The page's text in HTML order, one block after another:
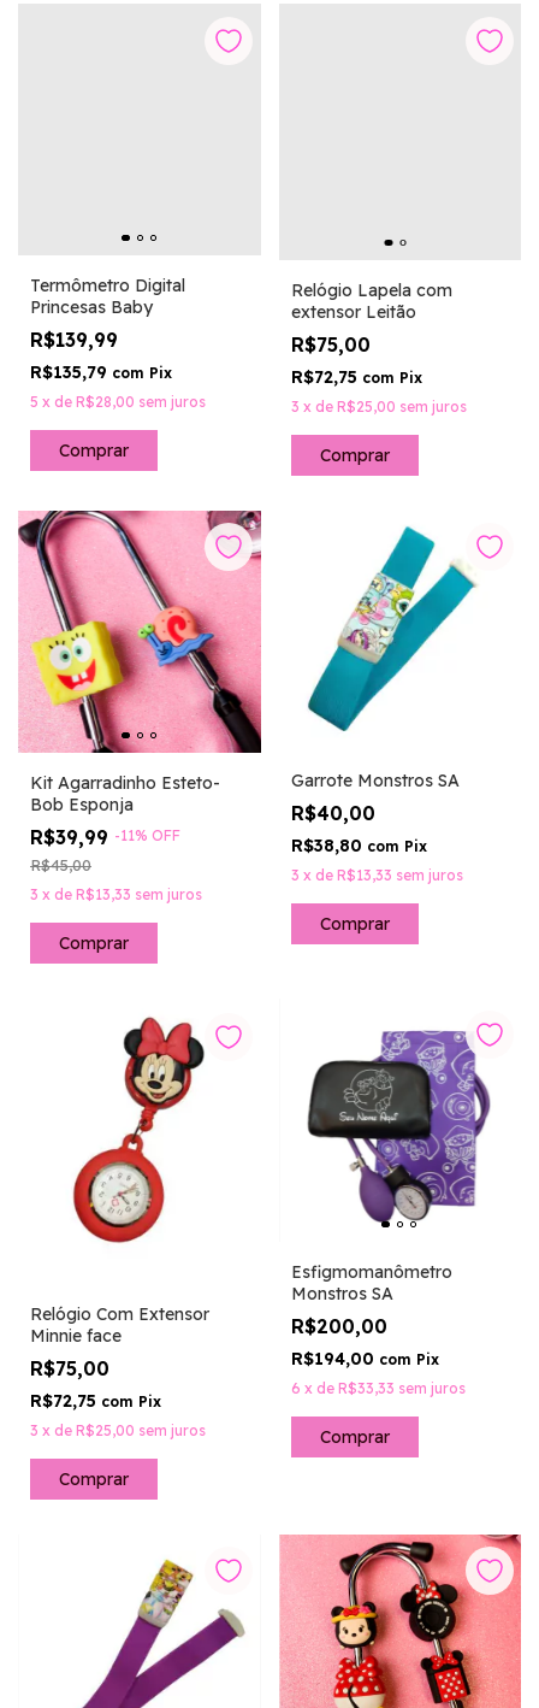
Termômetro Digital
Princesas Baby
R$139,99
R$135,79 com Pix
5 x de R$28,00 sem juros
Relógio Lapela com
extensor Leitão
R$75,00
R$72,75 com Pix
3 x de R$25,00 sem juros
Kit Agarradinho Esteto-
Bob Esponja
R$39,99 -11% OFF
R$45,00
3 x de R$13,33 sem juros
Garrote Monstros SA
R$40,00
R$38,80 com Pix
3 x de R$13,33 sem juros
Relógio Com Extensor
Minnie face
R$75,00
R$72,75 com Pix
3 x de R$25,00 sem juros
Esfigmomanômetro
Monstros SA
R$200,00
R$194,00 com Pix
6 x de R$33,33 sem juros